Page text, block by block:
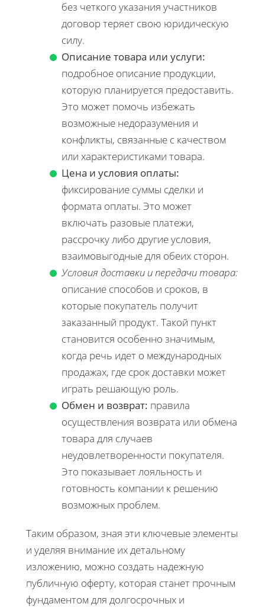
без четкого указания участников
договор теряет свою юридическую
силу.
Описание товара или услуги:
подробное описание продукции,
которую планируется предоставить.
Это может помочь избежать
возможные недоразумения и
конфликты, связанные с качеством
или характеристиками товара.
Цена и условия оплаты:
фиксирование суммы сделки и
формата оплаты. Это может
включать разовые платежи,
рассрочку либо другие условия,
взаимовыгодные для обеих сторон.
Условия доставки и передачи товара:
описание способов и сроков, в
которые покупатель получит
заказанный продукт. Такой пункт
становится особенно значимым,
когда речь идет о международных
продажах, где срок доставки может
играть решающую роль.
Обмен и возврат: правила
осуществления возврата или обмена
товара для случаев
неудовлетворенности покупателя.
Это показывает лояльность и
готовность компании к решению
возможных проблем.
Таким образом, зная эти ключевые элементы
и уделяя внимание их детальному
изложению, можно создать надежную
публичную оферту, которая станет прочным
фундаментом для долгосрочных и